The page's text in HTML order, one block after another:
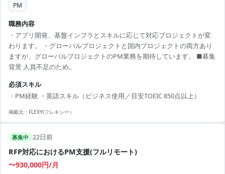
PM
職務内容
・アプリ開発、基盤インフラとスキルに応じて対応プロジェクトが変
わります。 ・グローバルプロジェクトと国内プロジェクトの両方あり
ますが、グローバルプロジェクトのPM業務を期待しています。 ■募集
背景 人員不足のため。
必須スキル
・PM経験 ・英語スキル（ビジネス使用／目安TOEIC 850点以上）
掲載元： FLEXY(フレキシー）
募集中 22日前
RFP対応におけるPM支援(フルリモート)
〜930,000円/月